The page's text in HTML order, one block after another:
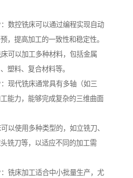
数控铣床可以通过编程实现自动
，提高加工的一致性和稳定性。
可以加工多种材料，包括金属
塑料、复合材料等。
现代铣床通常具有多轴（如三
能力，能够完成复杂的三维曲面
以使用多种类型的，如立铣刀、
铣刀等，以适应不同的加工需
铣床加工适合中小批量生产，尤